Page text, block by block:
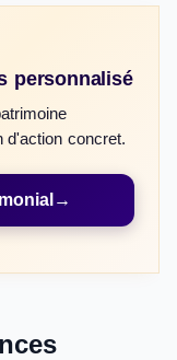
personnalisé
d'action concret.
→